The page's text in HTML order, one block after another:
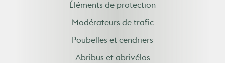
Éléments de protection
Modérateurs de trafic
Poubelles et cendriers